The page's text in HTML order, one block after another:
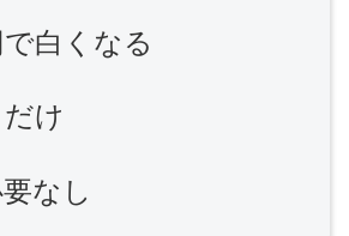
白くなる
け
なし